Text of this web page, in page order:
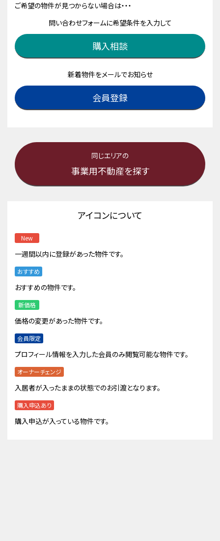
ご希望の物件が見つからない場合は・・・
問い合わせフォームに希望条件を入力して
購入相談
新着物件をメールでお知らせ
会員登録
同じエリアの
事業用不動産を探す
アイコンについて
New
一週間以内に登録があった物件です。
おすすめ
おすすめの物件です。
新価格
価格の変更があった物件です。
会員限定
プロフィール情報を入力した会員のみ閲覧可能な物件です。
オーナーチェンジ
入居者が入ったままの状態でのお引渡となります。
購入申込あり
購入申込が入っている物件です。